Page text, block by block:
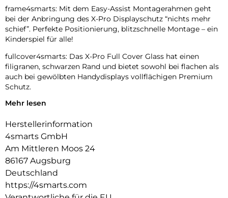
frame4smarts: Mit dem Easy-Assist Montagerahmen geht
bei der Anbringung des X-Pro Displayschutz “nichts mehr
schief”. Perfekte Positionierung, blitzschnelle Montage – ein
Kinderspiel für alle!
fullcover4smarts: Das X-Pro Full Cover Glass hat einen
filigranen, schwarzen Rand und bietet sowohl bei flachen als
auch bei gewölbten Handydisplays vollflächigen Premium
Schutz.
quality4smarts: Spezielle Härtung und sorgfältige
hervorragende Haltbarkeit und angenehme Haptik an den
Rändern. Die oleophobe Oberfläche des Echtglases gibt
Verschmutzungen keine Chance sich dauerhaft auf dem
Anforderungen auch im gewerblichen Einsatz wie. z.B.
Handel, Industrie, Handwerk, sowie Behörden und andere
B2B-Projekte. Das Hochleistungsadhäsiv sorgt für
blasenfreien und festen Sitz auf dem Display und ist bei
Mehr lesen
Herstellerinformation
4smarts GmbH
Am Mittleren Moos 24
86167 Augsburg
Deutschland
https://4smarts.com